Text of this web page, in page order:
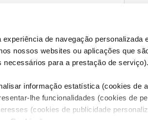
de navegação personalizada
nossos websites ou aplicações que
para a prestação de serviço).
informação estatística (cookies de
lhe funcionalidades (cookies de
(cookies de publicidade
Fórum NOS Accessibility statement